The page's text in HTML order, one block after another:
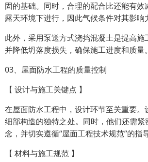
固的基础。同时，合理的配合比还能有
露天环境下进行，因此气候条件对其影响
此外，采用泵送方式浇捣混凝土是提高
并降低坍落度损失，确保施工进度和质量。
03、屋面防水工程的质量控制
【 设计与施工关键点 】
在屋面防水工程中，设计环节至关重要
细部构造的独特之处。同时，他们还需
念，并切实遵循“屋面工程技术规范”的指导
【 材料与施工规范 】